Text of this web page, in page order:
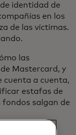
identidad de
en los
de las víctimas.
las
Mastercard, y
cuenta a cuenta,
estafas de
fondos salgan de